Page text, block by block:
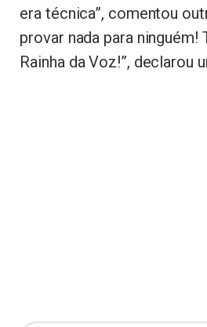
era técnica”, comentou
provar nada para ninguém!
Rainha da Voz!”, declarou